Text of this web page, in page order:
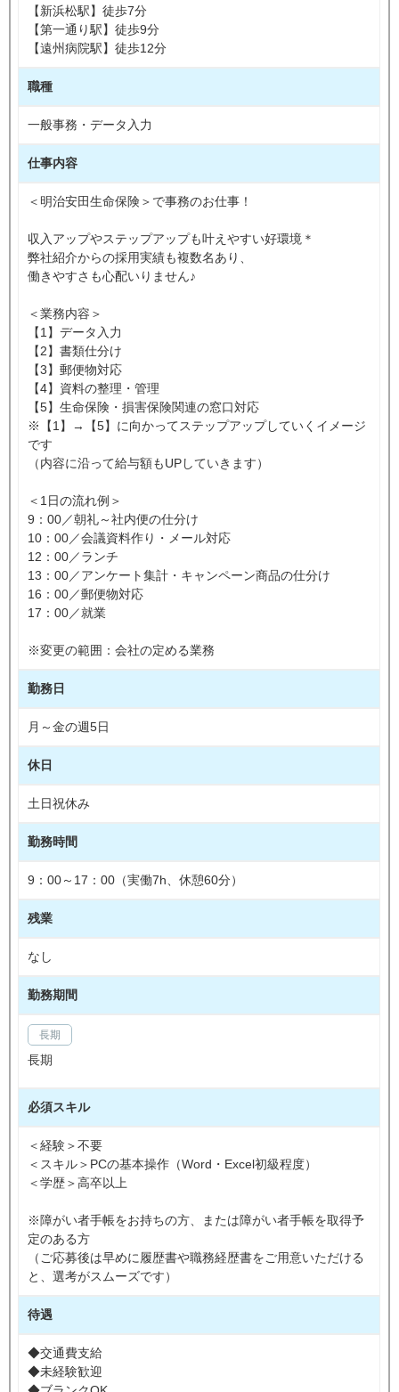
【新浜松駅】徒歩7分
【第一通り駅】徒歩9分
【遠州病院駅】徒歩12分
職種
一般事務・データ入力
仕事内容
＜明治安田生命保険＞で事務のお仕事！
収入アップやステップアップも叶えやすい好環境＊
弊社紹介からの採用実績も複数名あり、
働きやすさも心配いりません♪
＜業務内容＞
【1】データ入力
【2】書類仕分け
【3】郵便物対応
【4】資料の整理・管理
【5】生命保険・損害保険関連の窓口対応
※【1】→【5】に向かってステップアップしていくイメージ
です
（内容に沿って給与額もUPしていきます）
＜1日の流れ例＞
9：00／朝礼～社内便の仕分け
10：00／会議資料作り・メール対応
12：00／ランチ
13：00／アンケート集計・キャンペーン商品の仕分け
16：00／郵便物対応
17：00／就業
※変更の範囲：会社の定める業務
勤務日
月～金の週5日
休日
土日祝休み
勤務時間
9：00～17：00（実働7h、休憩60分）
残業
なし
勤務期間
長期
長期
必須スキル
＜経験＞不要
＜スキル＞PCの基本操作（Word・Excel初級程度）
＜学歴＞高卒以上
※障がい者手帳をお持ちの方、または障がい者手帳を取得予
定のある方
（ご応募後は早めに履歴書や職務経歴書をご用意いただける
と、選考がスムーズです）
待遇
◆交通費支給
◆未経験歓迎